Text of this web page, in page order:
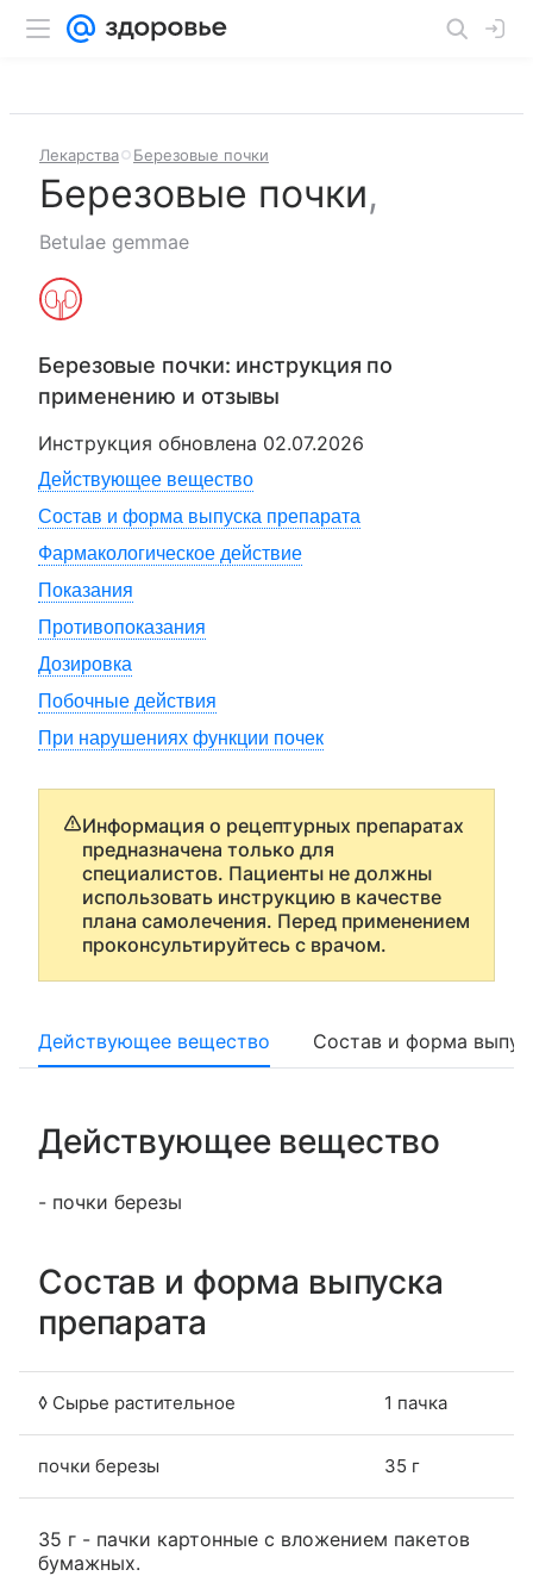
Лекарства Березовые почки
Березовые почки,
Betulae gemmae
Березовые почки: инструкция по
применению и отзывы
Инструкция обновлена 02.07.2026
Действующее вещество
Состав и форма выпуска препарата
Фармакологическое действие
Показания
Противопоказания
Дозировка
Побочные действия
При нарушениях функции почек
Информация о рецептурных препаратах
предназначена только для
специалистов. Пациенты не должны
использовать инструкцию в качестве
плана самолечения. Перед применением
проконсультируйтесь с врачом.
Действующее вещество Состав и форма
Действующее вещество
- почки березы
Состав и форма выпуска
препарата
◊ Сырье растительное 1 пачка
почки березы 35 г
35 г - пачки картонные с вложением пакетов
бумажных.